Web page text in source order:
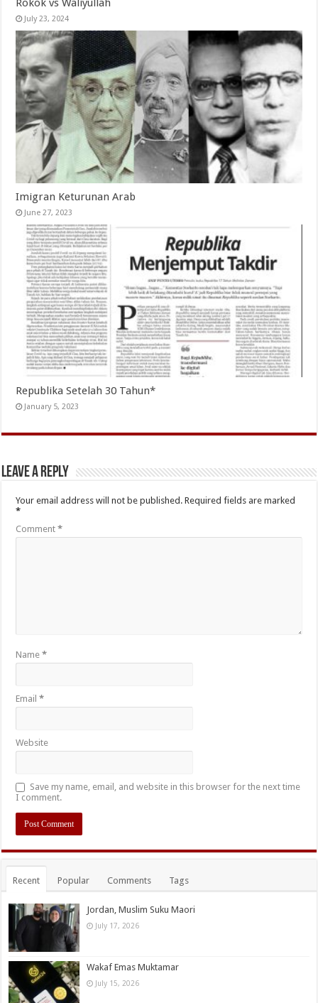
Rokok vs Waliyullah
July 23, 2024
Imigran Keturunan Arab
June 27, 2023
Republika Setelah 30 Tahun*
January 5, 2023
Leave a Reply
Your email address will not be published. Required fields are marked
*
Comment*
Name*
Email*
Website
Save my name, email, and website in this browser for the next time
I comment.
Recent Popular Comments Tags
Jordan, Muslim Suku Maori
July 17, 2026
Wakaf Emas Muktamar
July 15, 2026